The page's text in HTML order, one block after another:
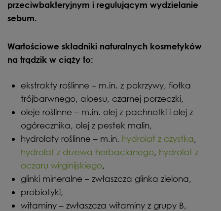
przeciwbakteryjnym i regulującym wydzielanie
sebum.
Wartościowe składniki naturalnych kosmetyków
na trądzik w ciąży to:
ekstrakty roślinne – m.in. z pokrzywy, fiołka
trójbarwnego, aloesu, czarnej porzeczki,
oleje roślinne – m.in. olej z pachnotki i olej z
ogórecznika, olej z pestek malin,
hydrolaty roślinne – m.in. hydrolat z czystka,
hydrolat z drzewa herbacianego, hydrolat z
oczaru wirginijskiego,
glinki mineralne – zwłaszcza glinka zielona,
probiotyki,
witaminy – zwłaszcza witaminy z grupy B,